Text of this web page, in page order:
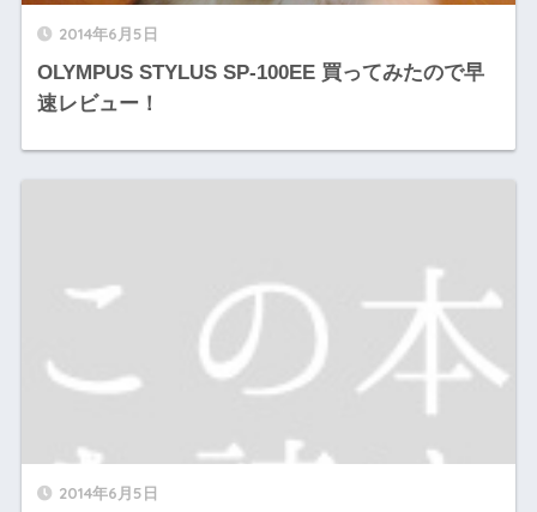
2014年6月5日
OLYMPUS STYLUS SP-100EE 買ってみたので早
速レビュー！
2014年6月5日